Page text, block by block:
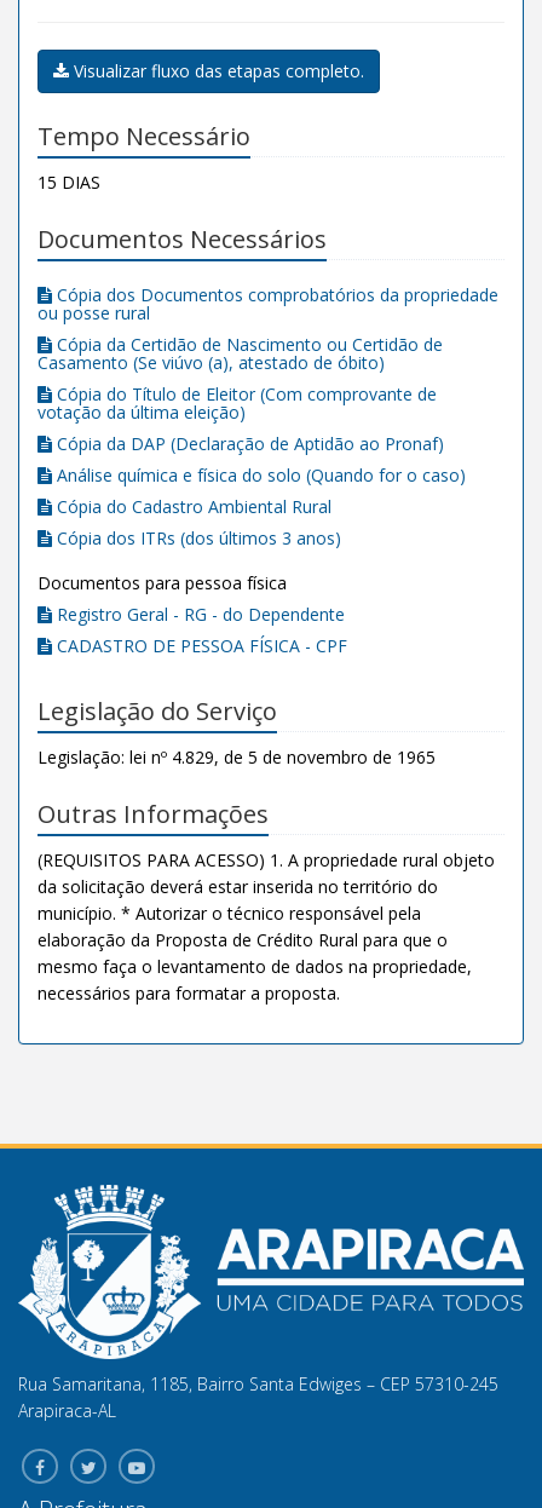
Visualizar fluxo das etapas completo.
Tempo Necessário
15 DIAS
Documentos Necessários
Cópia dos Documentos comprobatórios da propriedade
ou posse rural
Cópia da Certidão de Nascimento ou Certidão de
Casamento (Se viúvo (a), atestado de óbito)
Cópia do Título de Eleitor (Com comprovante de
votação da última eleição)
Cópia da DAP (Declaração de Aptidão ao Pronaf)
Análise química e física do solo (Quando for o caso)
Cópia do Cadastro Ambiental Rural
Cópia dos ITRs (dos últimos 3 anos)
Documentos para pessoa física
Registro Geral - RG - do Dependente
CADASTRO DE PESSOA FÍSICA - CPF
Legislação do Serviço
Legislação: lei nº 4.829, de 5 de novembro de 1965
Outras Informações
(REQUISITOS PARA ACESSO) 1. A propriedade rural objeto
da solicitação deverá estar inserida no território do
município. * Autorizar o técnico responsável pela
elaboração da Proposta de Crédito Rural para que o
mesmo faça o levantamento de dados na propriedade,
necessários para formatar a proposta.
Rua Samaritana, 1185, Bairro Santa Edwiges – CEP 57310-245
Arapiraca-AL